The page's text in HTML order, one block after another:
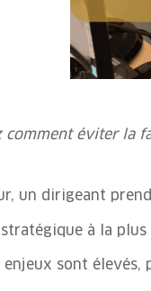
comment éviter la
un dirigeant
stratégique à la
enjeux sont élevés,